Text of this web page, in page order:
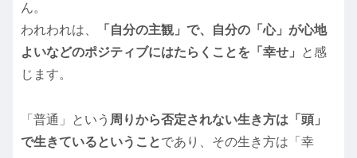
ん。
われわれは、
「自分の主観」で、自分の「心」が心地
よいなどのポジティブにはたらくことを「幸せ」
と感
じます。
「普通」という 周りから否定されない生き方は「頭」
で生きているということであり、その生き方は「幸